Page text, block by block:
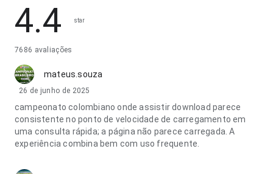
4.4 star
7686 avaliações
mateus.souza
26 de junho de 2025
campeonato colombiano onde assistir download parece
consistente no ponto de velocidade de carregamento em
uma consulta rápida; a página não parece carregada. A
experiência combina bem com uso frequente.